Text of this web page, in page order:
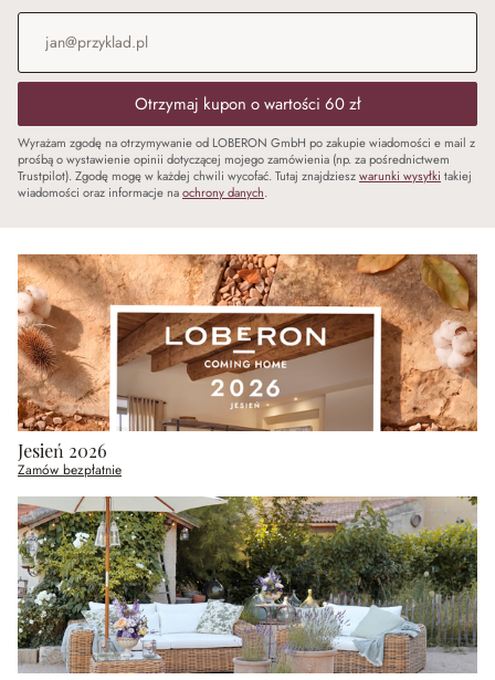
Adres e-mail
Otrzymaj kupon o wartości 60 zł
Wyrażam zgodę na otrzymywanie od LOBERON GmbH po zakupie wiadomości e mail z
prośbą o wystawienie opinii dotyczącej mojego zamówienia (np. za pośrednictwem
Trustpilot). Zgodę mogę w każdej chwili wycofać. Tutaj znajdzieszwarunki wysyłki takiej
wiadomości oraz informacje naochrony danych.
Jesień 2026
Zamów bezpłatnie